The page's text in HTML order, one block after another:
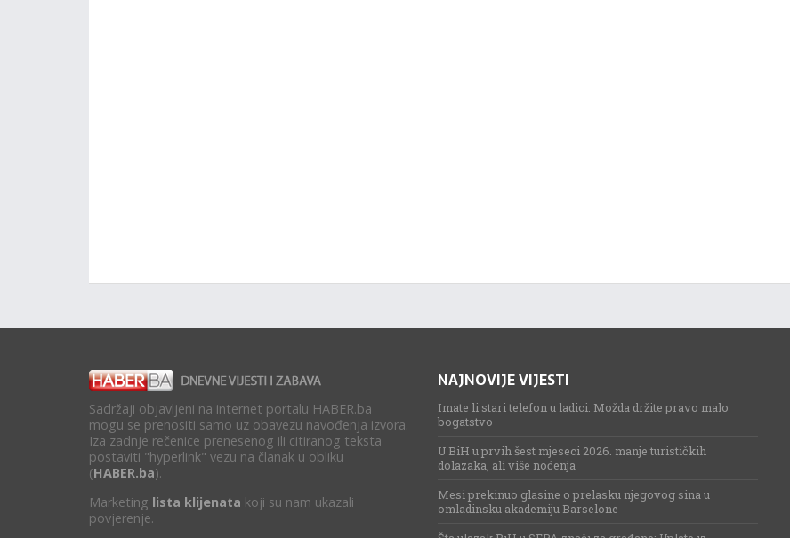
Sadržaji objavljeni na internet portalu HABER.ba
mogu se prenositi samo uz obavezu navođenja izvora.
Iza zadnje rečenice prenesenog ili citiranog teksta
postaviti "hyperlink" vezu na članak u obliku
(HABER.ba).
Marketing lista klijenata koji su nam ukazali
povjerenje.
NAJNOVIJE VIJESTI
Imate li stari telefon u ladici: Možda držite pravo malo
bogatstvo
U BiH u prvih šest mjeseci 2026. manje turističkih
dolazaka, ali više noćenja
Mesi prekinuo glasine o prelasku njegovog sina u
omladinsku akademiju Barselone